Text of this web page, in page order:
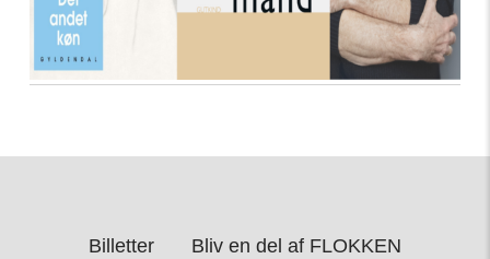
Billetter Bliv en del af FLOKKEN